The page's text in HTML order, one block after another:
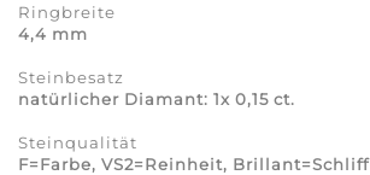
Ringbreite
4,4 mm
Steinbesatz
natürlicher Diamant: 1x 0,15 ct.
Steinqualität
F=Farbe, VS2=Reinheit, Brillant=Schliff